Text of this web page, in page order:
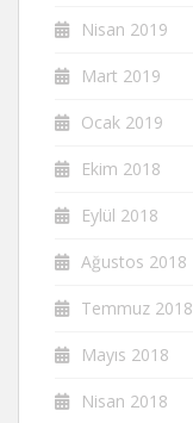
Nisan 2019
Mart 2019
Ocak 2019
Ekim 2018
Eylül 2018
Ağustos 2018
Temmuz 2018
Mayıs 2018
Nisan 2018